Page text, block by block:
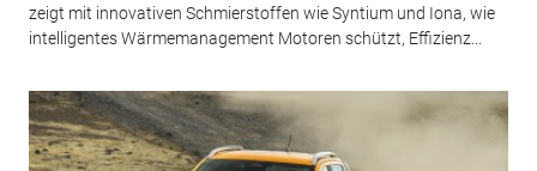
zeigt mit innovativen Schmierstoffen wie Syntium und Iona, wie
intelligentes Wärmemanagement Motoren schützt, Effizienz...